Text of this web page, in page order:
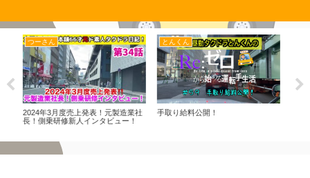
とんくん
手取り給料公開！
とんくん
関西・大阪万博最終盤！タクシー乗